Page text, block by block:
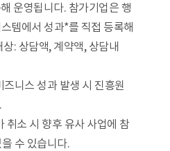
운영됩니다. 참가기업은 행
템에서 성과*를 직접 등록해
: 상담액, 계약액, 상담내
즈니스 성과 발생 시 진흥원
취소 시 향후 유사 사업에 참
수 있습니다.